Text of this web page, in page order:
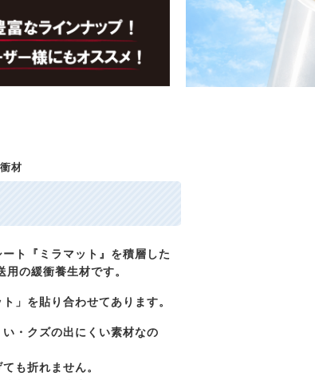
材
ト『ミラマット』を積層した
の緩衝養生材です。
」を貼り合わせてあります。
・クズの出にくい素材なの
も折れません。